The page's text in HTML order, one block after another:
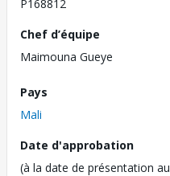
P168812
Chef d’équipe
Maimouna Gueye
Pays
Mali
Date d'approbation
(à la date de présentation au